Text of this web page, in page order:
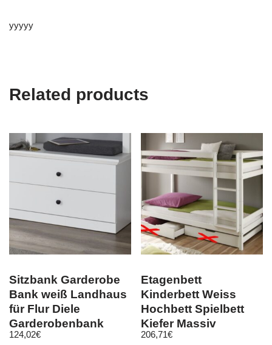
yyyyy
Related products
Sitzbank Garderobe
Bank weiß Landhaus
für Flur Diele
Garderobenbank
Möbel Baxter
124,02€
Etagenbett
Kinderbett Weiss
Hochbett Spielbett
Kiefer Massiv
Stockbett 90×200 cm
206,71€